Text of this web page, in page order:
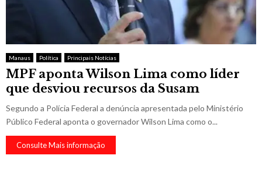
Manaus Política Principais Notícias
MPF aponta Wilson Lima como líder
que desviou recursos da Susam
Segundo a Polícia Federal a denúncia apresentada pelo Ministério
Público Federal aponta o governador Wilson Lima como o...
Consulte Mais informação